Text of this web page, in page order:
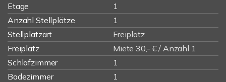
Etage
1
Anzahl Stellplätze
1
Stellplatzart
Freiplatz
Freiplatz
Miete 30,- € / Anzahl 1
Schlafzimmer
1
Badezimmer
1